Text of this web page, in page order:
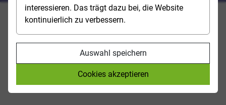
interessieren. Das trägt dazu bei, die Website
kontinuierlich zu verbessern.
Auswahl speichern
Cookies akzeptieren
Welche speziellen Angebote für Studierende mit
Behinderungen gibt es an Hochschulen? Studienwahl
fragt nach bei der Friedrich-Alexander-Universität
Erlangen-Nürnberg.